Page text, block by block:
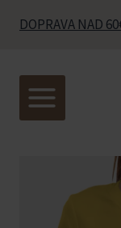
DOPRAVA NAD